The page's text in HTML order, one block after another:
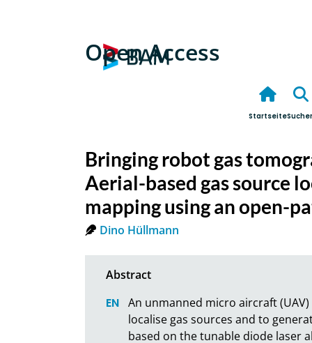
Open Access
Startseite
Bringing robot gas
Aerial-based gas source
mapping using an open-
Dino Hüllmann
An unmanned micro aircraft
localise gas sources and to
based on the tunable diode laser